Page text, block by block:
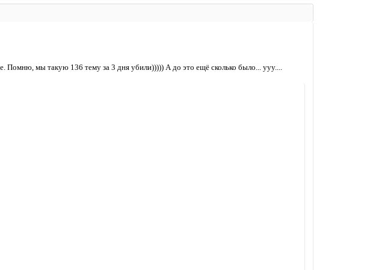
Помню, мы такую 136 тему за 3 дня убили))))) А до это ещё сколько было... ууу....